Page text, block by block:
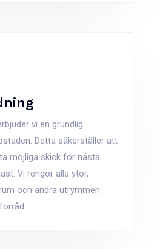
vi en grundlig
Detta säkerställer att
möjliga skick för nästa
Vi rengör alla ytor,
och andra utrymmen